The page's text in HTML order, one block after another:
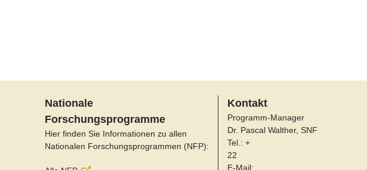
Nationale
Forschungsprogramme
Hier finden Sie Informationen zu allen
Nationalen Forschungsprogrammen (NFP):
Kontakt
Programm-Manager
Dr. Pascal Walther, SNF
Tel.: +
22
E-Mail: